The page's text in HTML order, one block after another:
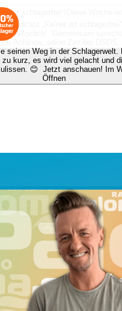
ist schlagerfrei“!
Diese Woche
Podcast „Keiner ist schlagerfrei“
Gespräch! Gemeinsam
Anfänge, seine Zeit bei DSDS,
seinen Weg in der Schlagerwelt.
kurz, es wird viel gelacht und
😊 Jetzt anschauen! Im
Öffnen